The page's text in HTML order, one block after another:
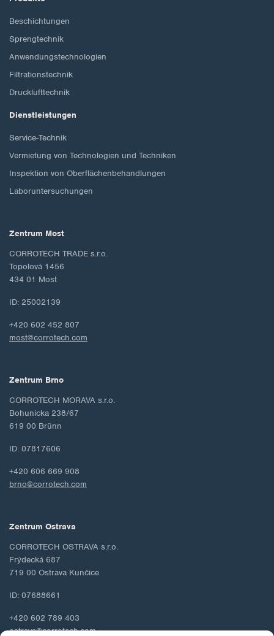
Beschichtungen
Sprengtechnik
Anwendungstechnologien
Filtrationstechnik
Drucklufttechnik
Dienstleistungen
Service-Technik
Vermietung von Technologien und Techniken
Inspektion von Oberflächenbehandlungen
Laboruntersuchungen
Zentrum Most
CORROTECH TRADE s.r.o.
Topolová 1456
434 01 Most
ID: 25002139
+420 602 452 807
most@corrotech.com
Zentrum Brno
CORROTECH MORAVA s.r.o.
Bohunicka 238/67
619 00 Brünn
ID: 07817606
+420 606 669 908
brno@corrotech.com
Zentrum Ostrava
CORROTECH OSTRAVA s.r.o.
Frýdecká 687
719 00 Ostrava Kunčice
ID: 07688661
+420 602 789 403
ostrava@corrotech.com